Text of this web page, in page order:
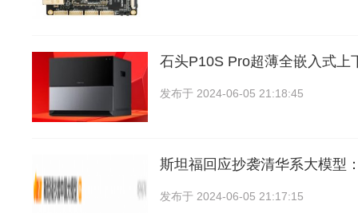
石头P10S Pro超薄全嵌入式上
发布于 2024-06-05 21:18:45
斯坦福回应抄袭清华系大模型
发布于 2024-06-05 21:17:15